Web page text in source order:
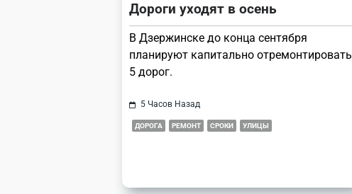
Дороги уходят в осень
В Дзержинске до конца сентября
планируют капитально отремонтировать
5 дорог.
5 Часов Назад
ДОРОГА РЕМОНТ СРОКИ УЛИЦЫ